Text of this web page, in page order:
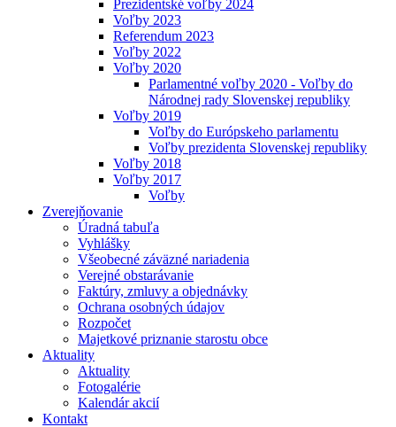
Prezidentské voľby 2024
Voľby 2023
Referendum 2023
Voľby 2022
Voľby 2020
Parlamentné voľby 2020 - Voľby do
Národnej rady Slovenskej republiky
Voľby 2019
Voľby do Európskeho parlamentu
Voľby prezidenta Slovenskej republiky
Voľby 2018
Voľby 2017
Voľby
Zverejňovanie
Úradná tabuľa
Vyhlášky
Všeobecné záväzné nariadenia
Verejné obstarávanie
Faktúry, zmluvy a objednávky
Ochrana osobných údajov
Rozpočet
Majetkové priznanie starostu obce
Aktuality
Aktuality
Fotogalérie
Kalendár akcií
Kontakt